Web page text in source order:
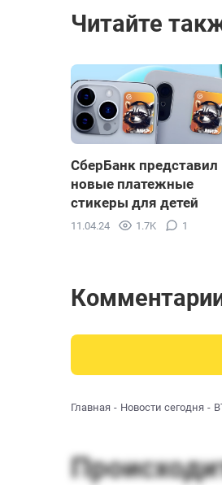
Читайте
СберБанк представил
новые платежные
стикеры для детей
11.04.24 1.7K 1
Главная Новости сегодня